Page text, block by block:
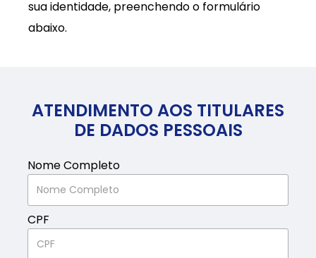
sua identidade, preenchendo o formulário
abaixo.
ATENDIMENTO AOS TITULARES
DE DADOS PESSOAIS
Nome Completo
CPF